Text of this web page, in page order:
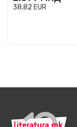
38,82 EUR